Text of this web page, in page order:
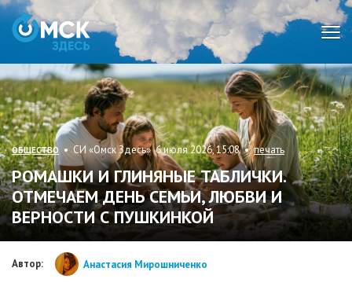
ОБЩЕСТВО • СИ «Омск Здесь» 6 июля 2026, 15:08 •печать
РОМАШКИ И ГЛИНЯНЫЕ ТАБЛИЧКИ.
ОТМЕЧАЕМ ДЕНЬ СЕМЬИ, ЛЮБВИ И
ВЕРНОСТИ С ПУШКИНКОЙ
Автор: Анастасия Мирошниченко